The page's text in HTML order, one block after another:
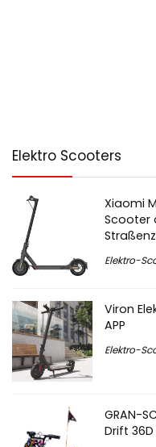
Elektro Scooters
Xiaomi
Scooter
Elektro-
Viron
APP
Elektro-
GRAN-
Drift